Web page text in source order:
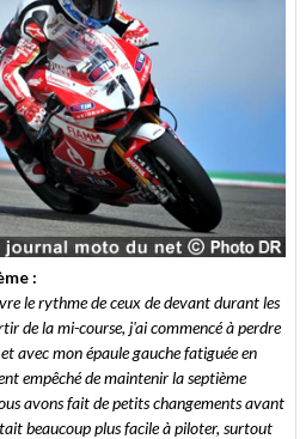
:
le rythme de ceux de devant durant les
de la mi-course, j'ai commencé à perdre
avec mon épaule gauche fatiguée en
empêché de maintenir la septième
avons fait de petits changements avant
beaucoup plus facile à piloter, surtout